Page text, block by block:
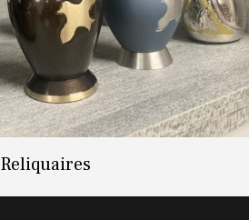
Reliquaires